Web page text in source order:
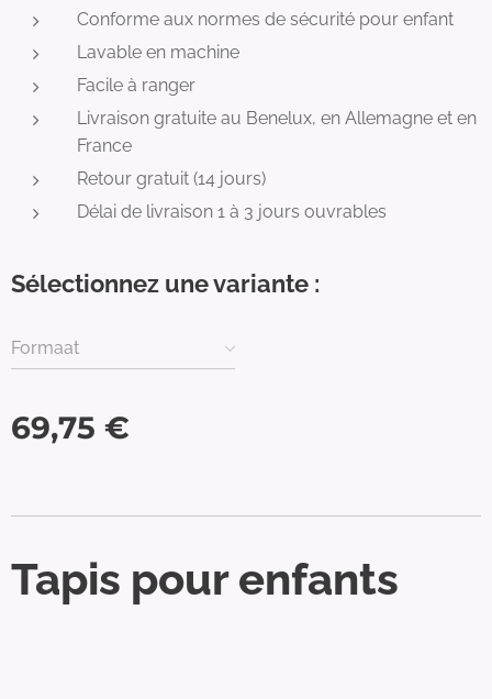
Conforme aux normes de sécurité pour enfant
Lavable en machine
Facile à ranger
Livraison gratuite au Benelux, en Allemagne et en
France
Retour gratuit (14 jours)
Délai de livraison 1 à 3 jours ouvrables
Sélectionnez une variante :
Formaat
69,75 €
Tapis pour enfants